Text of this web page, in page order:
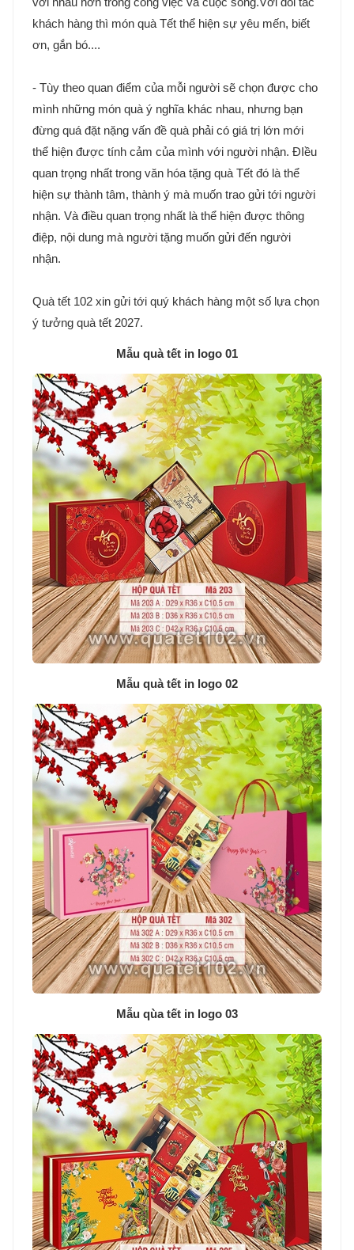
khách hàng thì món quà Tết thể hiện sự yêu mến, biết
ơn, gắn bó....
- Tùy theo quan điểm của mỗi người sẽ chọn được cho
mình những món quà ý nghĩa khác nhau, nhưng bạn
đừng quá đặt nặng vấn đề quà phải có giá trị lớn mới
thể hiện được tính cảm của mình với người nhận. ĐIều
quan trọng nhất trong văn hóa tặng quà Tết đó là thể
hiện sự thành tâm, thành ý mà muốn trao gửi tới người
nhận. Và điều quan trọng nhất là thể hiện được thông
điệp, nội dung mà người tặng muốn gửi đến người
nhận.
Quà tết 102 xin gửi tới quý khách hàng một số lựa chọn
ý tưởng quà tết 2027.
Mẫu quà tết in logo 01
Mẫu quà tết in logo 02
Mẫu qùa tết in logo 03